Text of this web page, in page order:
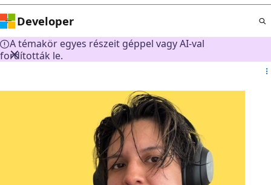
Developer
A témakör egyes részeit géppel vagy AI-val
fordították le.